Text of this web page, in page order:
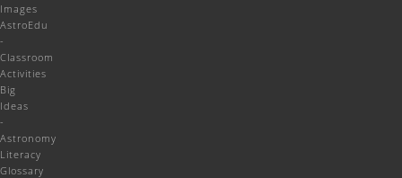
Images
AstroEdu
-
Classroom
Activities
Big
Ideas
-
Astronomy
Literacy
Glossary